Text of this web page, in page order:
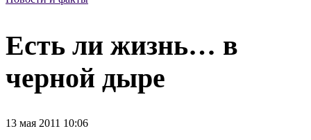
Есть ли жизнь… в
черной дыре
13 мая 2011 10:06